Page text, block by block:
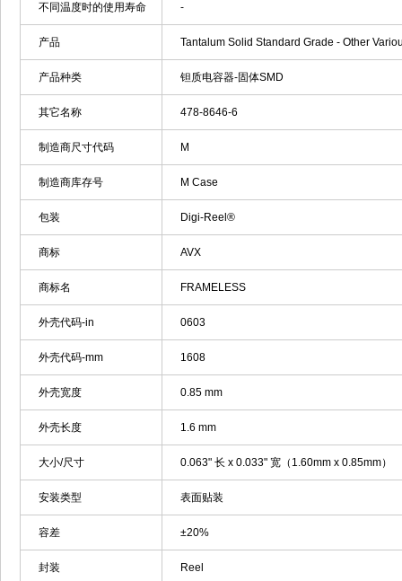
不同温度时的使用寿命 -
产品 Tantalum Solid Standard Grade - Other
产品种类 钽质电容器-固体SMD
其它名称 478-8646-6
制造商尺寸代码 M
制造商库存号 M Case
包装 Digi-Reel®
商标 AVX
商标名 FRAMELESS
外壳代码-in 0603
外壳代码-mm 1608
外壳宽度 0.85 mm
外壳长度 1.6 mm
大小/尺寸 0.063" 长 x 0.033" 宽（1.60mm x 0.85mm）
安装类型 表面贴装
容差 ±20%
封装 Reel